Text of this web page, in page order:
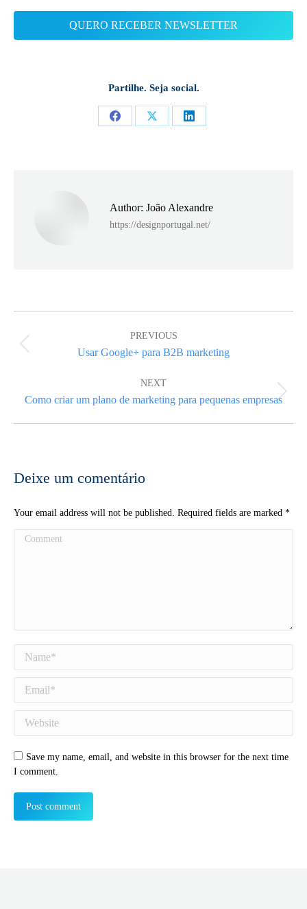
Partilhe. Seja social.
Share
Share
Share
Author: João Alexandre
https://designportugal.net/
navigation
PREVIOUS
Previous
Usar Google+ para B2B marketing
NEXT
Next
post:
Como criar um plano de marketing para pequenas empresas
Deixe um comentário
Your email address will not be published. Required fields are marked *
Comment
Save my name, email, and website in this browser for the next time
I comment.
Post comment